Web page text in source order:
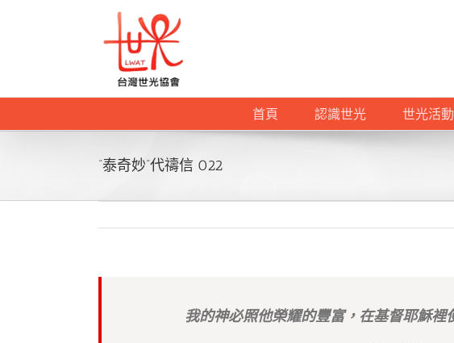
首頁 認識世光 世光活動
“泰奇妙”代禱信 022
我的神必照他榮耀的豐富，在基督耶穌裡